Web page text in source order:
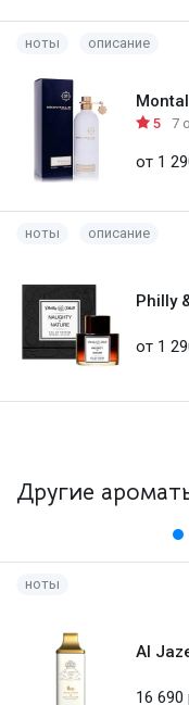
ноты описание
5 7
от 1
ноты описание
Philly
от 1
Другие
ноты
Al
16 690